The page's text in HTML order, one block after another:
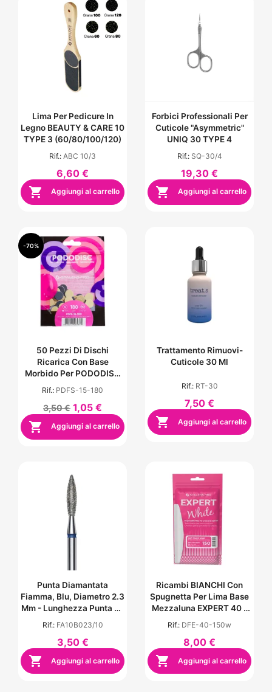
Lima Per Pedicure In
Legno BEAUTY & CARE 10
TYPE 3 (60/80/100/120)
Rif.: ABC 10/3
6,60 €
 Aggiungi al carrello
Forbici Professionali Per
Cuticole "Asymmetric"
UNIQ 30 TYPE 4
Rif.: SQ-30/4
19,30 €
 Aggiungi al carrello
50 Pezzi Di Dischi
Ricarica Con Base
Morbido Per PODODISC
Rif.: PDFS-15-180
3,50 € 1,05 €
 Aggiungi al carrello
-70%
Trattamento Rimuovi-
Cuticole 30 Ml
Rif.: RT-30
7,50 €
 Aggiungi al carrello
Punta Diamantata
Fiamma, Blu, Diametro 2.3
Mm - Lunghezza Punta 10
Mm
Rif.: FA10B023/10
3,50 €
 Aggiungi al carrello
Ricambi BIANCHI Con
Spugnetta Per Lima Base
Mezzaluna EXPERT 40 -
Grana 150 (30 Pezzi)
Rif.: DFE-40-150w
8,00 €
 Aggiungi al carrello